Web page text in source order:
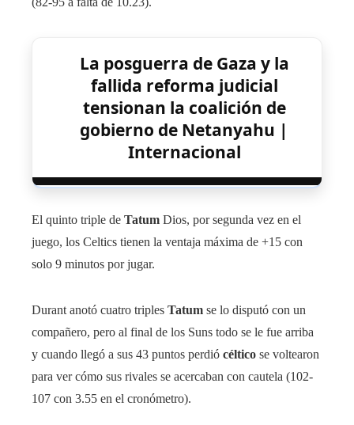
La posguerra de Gaza y la
fallida reforma judicial
tensionan la coalición de
gobierno de Netanyahu |
Internacional
El quinto triple de Tatum Dios, por segunda vez en el
juego, los Celtics tienen la ventaja máxima de +15 con
solo 9 minutos por jugar.
Durant anotó cuatro triples Tatum se lo disputó con un
compañero, pero al final de los Suns todo se le fue arriba
y cuando llegó a sus 43 puntos perdió céltico se voltearon
para ver cómo sus rivales se acercaban con cautela (102-
107 con 3.55 en el cronómetro).